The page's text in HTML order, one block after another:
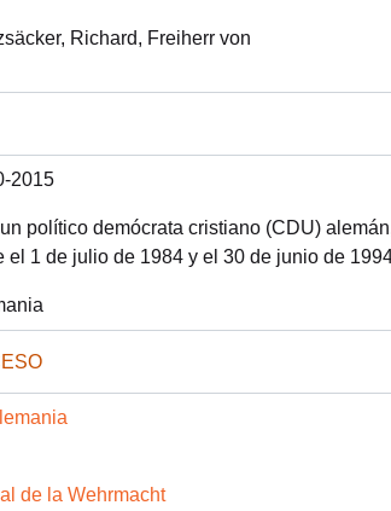
Richard, Freiherr von
2015
político demócrata cristiano (CDU)
el 1 de julio de 1984 y el 30 de junio de
de la Wehrmacht